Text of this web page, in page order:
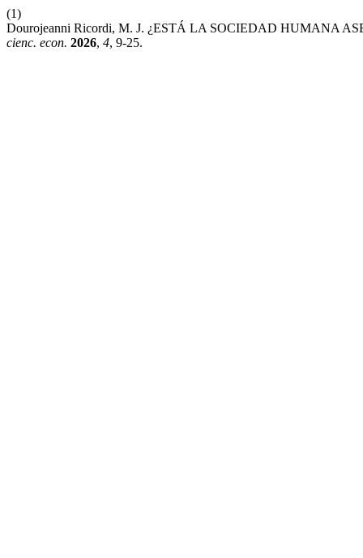
(1)
Dourojeanni Ricordi, M. J. ¿ESTÁ LA SOCIEDAD HUMANA
cienc. econ. 2026, 4, 9-25.